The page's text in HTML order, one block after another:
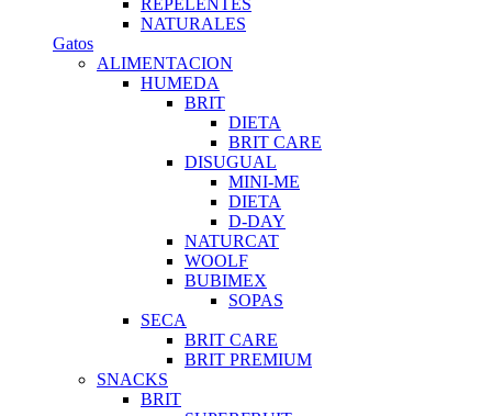
REPELENTES
NATURALES
Gatos
ALIMENTACION
HUMEDA
BRIT
DIETA
BRIT CARE
DISUGUAL
MINI-ME
DIETA
D-DAY
NATURCAT
WOOLF
BUBIMEX
SOPAS
SECA
BRIT CARE
BRIT PREMIUM
SNACKS
BRIT